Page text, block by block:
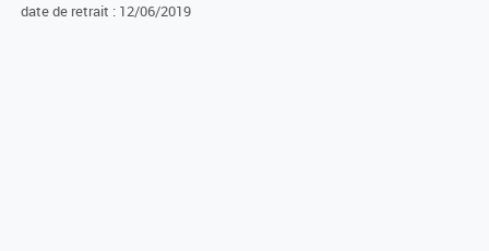
date de retrait : 12/06/2019